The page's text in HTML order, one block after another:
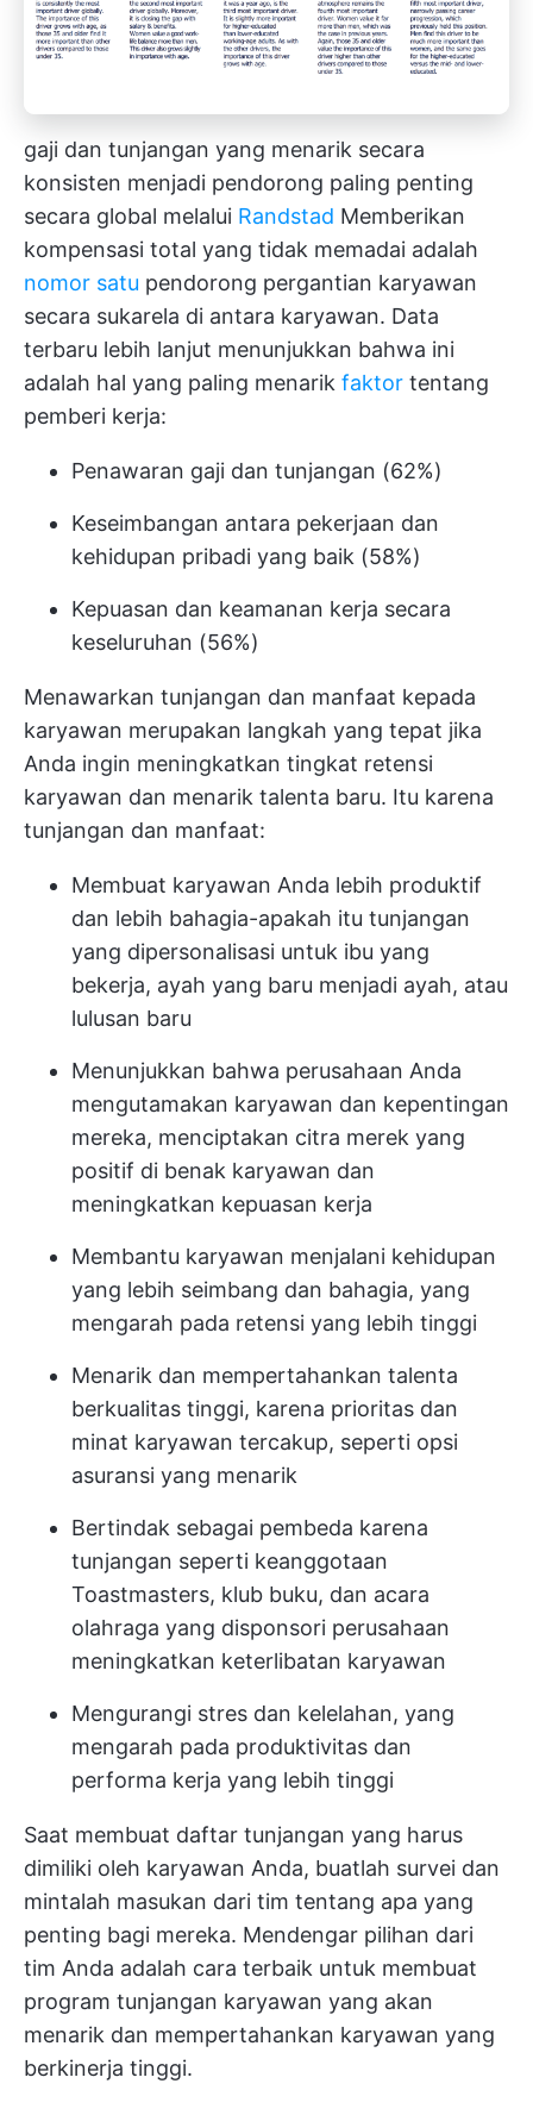
gaji dan tunjangan yang menarik secara
konsisten menjadi pendorong paling penting
secara global melalui Randstad Memberikan
kompensasi total yang tidak memadai adalah
nomor satu pendorong pergantian karyawan
secara sukarela di antara karyawan. Data
terbaru lebih lanjut menunjukkan bahwa ini
adalah hal yang paling menarik faktor tentang
pemberi kerja:
Penawaran gaji dan tunjangan (62%)
Keseimbangan antara pekerjaan dan
kehidupan pribadi yang baik (58%)
Kepuasan dan keamanan kerja secara
keseluruhan (56%)
Menawarkan tunjangan dan manfaat kepada
karyawan merupakan langkah yang tepat jika
Anda ingin meningkatkan tingkat retensi
karyawan dan menarik talenta baru. Itu karena
tunjangan dan manfaat:
Membuat karyawan Anda lebih produktif
dan lebih bahagia-apakah itu tunjangan
yang dipersonalisasi untuk ibu yang
bekerja, ayah yang baru menjadi ayah, atau
lulusan baru
Menunjukkan bahwa perusahaan Anda
mengutamakan karyawan dan kepentingan
mereka, menciptakan citra merek yang
positif di benak karyawan dan
meningkatkan kepuasan kerja
Membantu karyawan menjalani kehidupan
yang lebih seimbang dan bahagia, yang
mengarah pada retensi yang lebih tinggi
Menarik dan mempertahankan talenta
berkualitas tinggi, karena prioritas dan
minat karyawan tercakup, seperti opsi
asuransi yang menarik
Bertindak sebagai pembeda karena
tunjangan seperti keanggotaan
Toastmasters, klub buku, dan acara
olahraga yang disponsori perusahaan
meningkatkan keterlibatan karyawan
Mengurangi stres dan kelelahan, yang
mengarah pada produktivitas dan
performa kerja yang lebih tinggi
Saat membuat daftar tunjangan yang harus
dimiliki oleh karyawan Anda, buatlah survei dan
mintalah masukan dari tim tentang apa yang
penting bagi mereka. Mendengar pilihan dari
tim Anda adalah cara terbaik untuk membuat
program tunjangan karyawan yang akan
menarik dan mempertahankan karyawan yang
berkinerja tinggi.